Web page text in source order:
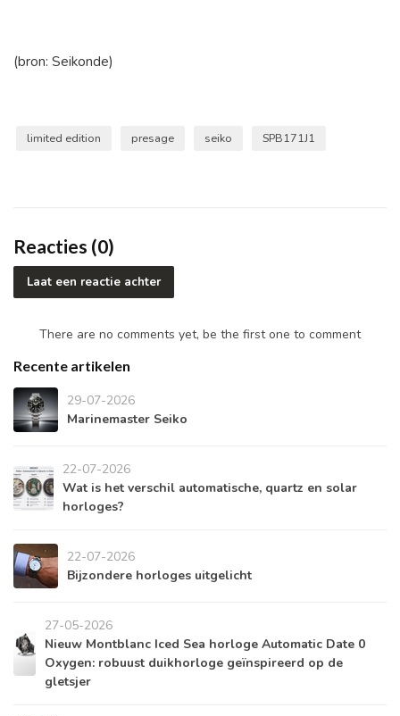
(bron: Seikonde)
limited edition presage seiko SPB171J1
Reacties (0)
Laat een reactie achter
There are no comments yet, be the first one to comment
Recente artikelen
29-07-2026
Marinemaster Seiko
22-07-2026
Wat is het verschil automatische, quartz en solar
horloges?
22-07-2026
Bijzondere horloges uitgelicht
27-05-2026
Nieuw Montblanc Iced Sea horloge Automatic Date 0
Oxygen: robuust duikhorloge geïnspireerd op de
gletsjer